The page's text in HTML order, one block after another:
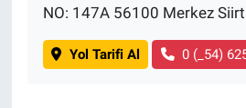
NO: 147A 56100 Merkez Siirt
Yol Tarifi Al 0 (_54)